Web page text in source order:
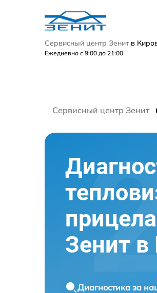
Сервисный центр Зенит в
Ежедневно с 9:00 до 21:00
Сервисный центр Зенит
прицела
Зенит в
Диагностика за